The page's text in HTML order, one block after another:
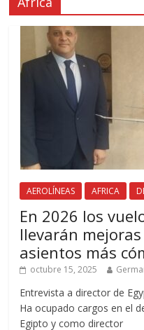
AEROLÍNEAS AFRICA
En 2026 los
llevarán
asientos más
octubre 15, 2025
Entrevista a director de
Ha ocupado cargos en el
Egipto y como director